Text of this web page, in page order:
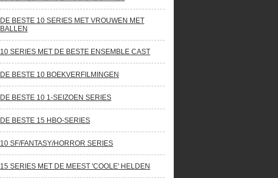
DE BESTE 10 SERIES MET VROUWEN MET
BALLEN
10 SERIES MET DE BESTE ENSEMBLE CAST
DE BESTE 10 BOEKVERFILMINGEN
DE BESTE 10 1-SEIZOEN SERIES
DE BESTE 15 HBO-SERIES
10 SF/FANTASY/HORROR SERIES
15 SERIES MET DE MEEST 'COOLE' HELDEN